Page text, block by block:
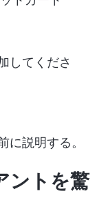
してくださ
に説明する。
ントを驚